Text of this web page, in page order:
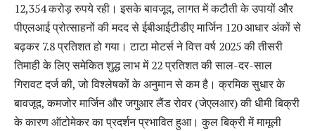
12,354 करोड़ रुपये रही। इसके बावजूद, लागत में कटौती के उपायों और
पीएलआई प्रोत्साहनों की मदद से ईबीआईटीडीए मार्जिन 120 आधार अंकों से
बढ़कर 7.8 प्रतिशत हो गया। टाटा मोटर्स ने वित्त वर्ष 2025 की तीसरी
तिमाही के लिए समेकित शुद्ध लाभ में 22 प्रतिशत की साल-दर-साल
गिरावट दर्ज की, जो विश्लेषकों के अनुमान से कम है। क्रमिक सुधार के
बावजूद, कमजोर मार्जिन और जगुआर लैंड रोवर (जेएलआर) की धीमी बिक्री
के कारण ऑटोमेकर का प्रदर्शन प्रभावित हुआ। कुल बिक्री में मामूली